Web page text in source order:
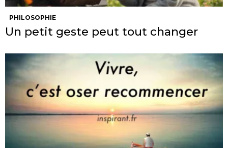
PHILOSOPHIE
Un petit geste peut tout changer